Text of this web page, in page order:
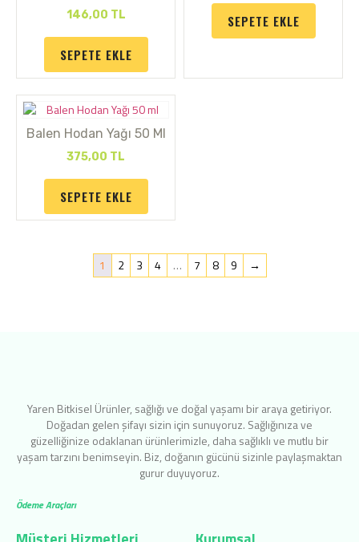
146,00 TL
SEPETE EKLE
SEPETE EKLE
Balen Hodan Yağı 50 Ml
375,00 TL
SEPETE EKLE
1 2 3 4 … 7 8 9 →
Yaren Bitkisel Ürünler, sağlığı ve doğal yaşamı bir araya getiriyor.
Doğadan gelen şifayı sizin için sunuyoruz. Sağlığınıza ve
güzelliğinize odaklanan ürünlerimizle, daha sağlıklı ve mutlu bir
yaşam tarzını benimseyin. Biz, doğanın gücünü sizinle paylaşmaktan
gurur duyuyoruz.
Ödeme Araçları